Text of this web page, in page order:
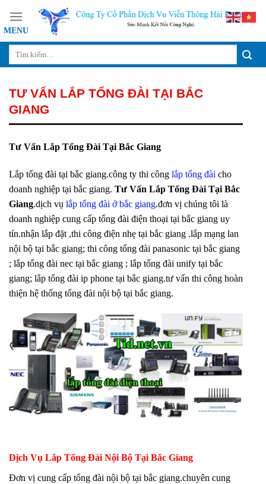
content
TƯ VẤN LẮP TỔNG ĐÀI TẠI BẮC
GIANG
Tư Vấn Lắp Tổng Đài Tại Bắc Giang
Lắp tổng đài tại bắc giang.công ty thi công lắp tổng đài cho
doanh nghiệp tại bắc giang. Tư Vấn Lắp Tổng Đài Tại Bắc
Giang.dịch vụ lắp tổng đài ở bắc giang.đơn vị chúng tôi là
doanh nghiệp cung cấp tổng đài điện thoại tại bắc giang uy
tín.nhận lắp đặt ,thi công điện nhẹ tại bắc giang .lắp mạng lan
nội bộ tại bắc giang; thi công tổng đài panasonic tại bắc giang
; lắp tổng đài nec tại bắc giang ; lắp tổng đài unify tại bắc
giang; lắp tổng đài ip phone tại bắc giang.tư vấn thi công hoàn
thiện hệ thống tổng đài nội bộ tại bắc giang.
Dịch Vụ Lắp Tổng Đài Nội Bộ Tại Bắc Giang
Đơn vị cung cấp tổng đài nội bộ tại bắc giang.chuyên cung